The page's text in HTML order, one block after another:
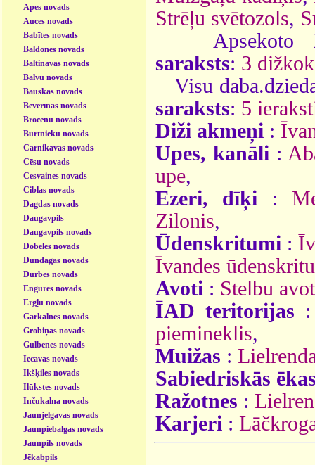
Apes novads
Auces novads
Babītes novads
Baldones novads
Baltinavas novads
Balvu novads
Bauskas novads
Beverīnas novads
Brocēnu novads
Burtnieku novads
Carnikavas novads
Cēsu novads
Cesvaines novads
Ciblas novads
Dagdas novads
Daugavpils
Daugavpils novads
Dobeles novads
Dundagas novads
Durbes novads
Engures novads
Ērgļu novads
Garkalnes novads
Grobiņas novads
Gulbenes novads
Iecavas novads
Ikšķiles novads
Ilūkstes novads
Inčukalna novads
Jaunjelgavas novads
Jaunpiebalgas novads
Jaunpils novads
Jēkabpils
Strēļu svētozols,
Apsekoto
saraksts: 3
Visu
saraksts: 5
Diži akmeņi :
Upes, kanāli :
upe,
Ezeri, dīķi :
Zilonis,
Ūdenskritumi :
Īvandes
Avoti : Stelbu
ĪAD teritorijas
piemineklis,
Muižas :
Sabiedriskās
Ražotnes :
Karjeri :